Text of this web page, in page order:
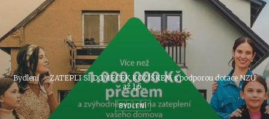
Bydlení
ZATEPLI SI DOMEČEK KOŽÍŠKEM s podporou dotace NZÚ
až 1,5...
BYDLENÍ